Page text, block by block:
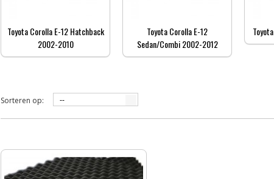
Toyota Corolla E-12 Hatchback
2002-2010
Toyota Corolla E-12
Sedan/Combi 2002-2012
Sorteren op: --